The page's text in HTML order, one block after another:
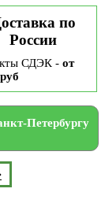
по
России
СДЭК - от
Петербургу